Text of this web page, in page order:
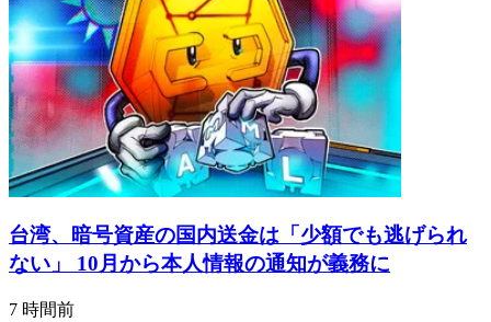
台湾、暗号資産の国内送金は「少額でも逃げられ
ない」 10月から本人情報の通知が義務に
7 時間前